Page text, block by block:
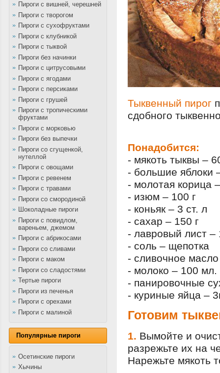
Пироги с вишней, черешней
Пироги с творогом
Пироги с сухофруктами
Пироги с клубникой
Пироги с тыквой
Пироги без начинки
Пироги с цитрусовыми
Пироги с ягодами
Пироги с персиками
Пироги с грушей
Пироги с тропическими
фруктами
Пироги с морковью
Пироги без выпечки
Пироги со сгущенкой,
нутеллой
Пироги с овощами
Пироги с ревенем
Пироги с травами
Пироги со смородиной
Шоколадные пироги
Пироги с повидлом,
вареньем, джемом
Пироги с абрикосами
Пироги со сливами
Пироги с маком
Пироги со сладостями
Тертые пироги
Пироги из печенья
Пироги с орехами
Пироги с малиной
Популярные пироги
Осетинские пироги
Хычины
Тыквенный пирог
сдобного
Понадобится:
- мякоть тыквы –
- большие яблоки
- молотая корица
- изюм – 100 г
- коньяк – 3 ст. л
- сахар – 150 г
- лавровый лист –
- соль – щепотка
- сливочное
- молоко – 100 мл.
- панировочные
- куриные яйца –
Готовим
1. Вымойте и
разрежьте их на
Нарежьте мякоть